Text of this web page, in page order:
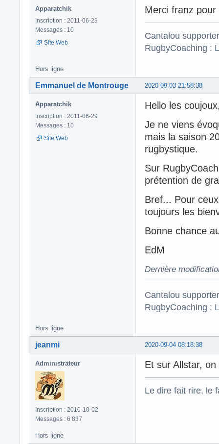
Apparatchik
Inscription : 2011-06-29
Messages : 10
Site Web
Merci franz
Cantalou
RugbyCoaching :
Hors ligne
2020-09-03 21:58:38
Emmanuel de Montrouge
Apparatchik
Inscription : 2011-06-29
Messages : 10
Site Web
Hello les
Je ne viens
mais la saison
rugbystique.
Sur
prétention de
Bref... Pour
toujours les
Bonne chance
EdM
Dernière
Cantalou
RugbyCoaching :
Hors ligne
2020-09-04 08:18:38
jeanmi
Administrateur
Inscription : 2010-10-02
Messages : 6 837
Et sur Allstar,
Le dire fait rire, le
Hors ligne